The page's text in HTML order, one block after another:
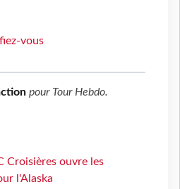
vous
pour Tour Hebdo.
Croisières ouvre les
l'Alaska